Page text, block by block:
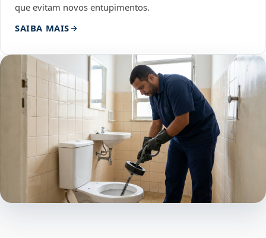
que evitam novos entupimentos.
SAIBA MAIS